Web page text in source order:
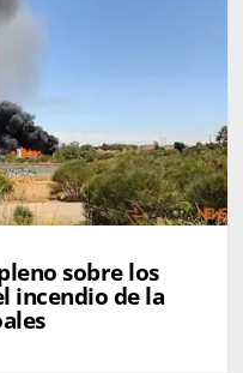
sobre los
incendio de la